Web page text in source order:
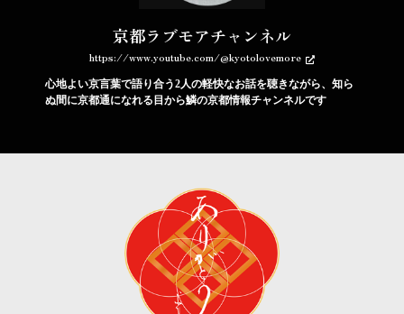
京都ラブモアチャンネル
https://www.youtube.com/@kyotolovemore
心地よい京言葉で語り合う2人の軽快なお話を聴きながら、知ら
ぬ間に京都通になれる目から鱗の京都情報チャンネルです